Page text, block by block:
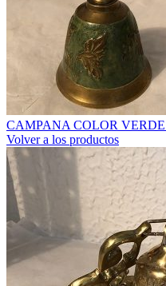
CAMPANA COLOR
Volver a los productos